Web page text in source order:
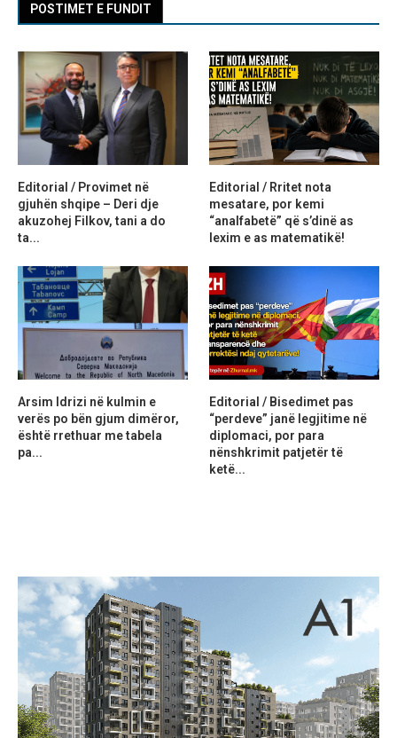
POSTIMET E FUNDIT
Editorial / Provimet në
gjuhën shqipe – Deri dje
akuzohej Filkov, tani a do
ta...
Editorial / Rritet nota
mesatare, por kemi
“analfabetë” që s’dinë as
lexim e as matematikë!
Arsim Idrizi në kulmin e
verës po bën gjum dimëror,
është rrethuar me tabela
pa...
Editorial / Bisedimet pas
“perdeve” janë legjitime në
diplomaci, por para
nënshkrimit patjetër të
ketë...